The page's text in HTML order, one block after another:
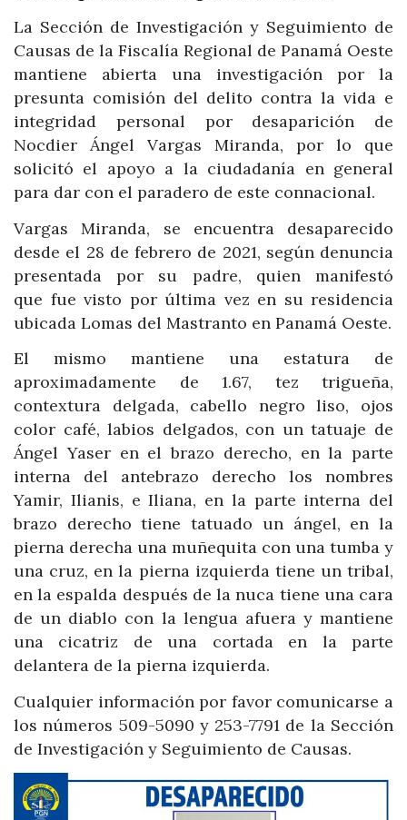
La Sección de Investigación y Seguimiento de
Causas de la Fiscalía Regional de Panamá Oeste
mantiene abierta una investigación por la
presunta comisión del delito contra la vida e
integridad personal por desaparición de
Nocdier Ángel Vargas Miranda, por lo que
solicitó el apoyo a la ciudadanía en general
para dar con el paradero de este connacional.
Vargas Miranda, se encuentra desaparecido
desde el 28 de febrero de 2021, según denuncia
presentada por su padre, quien manifestó
que fue visto por última vez en su residencia
ubicada Lomas del Mastranto en Panamá Oeste.
El mismo mantiene una estatura de
aproximadamente de 1.67, tez trigueña,
contextura delgada, cabello negro liso, ojos
color café, labios delgados, con un tatuaje de
Ángel Yaser en el brazo derecho, en la parte
interna del antebrazo derecho los nombres
Yamir, Ilianis, e Iliana, en la parte interna del
brazo derecho tiene tatuado un ángel, en la
pierna derecha una muñequita con una tumba y
una cruz, en la pierna izquierda tiene un tribal,
en la espalda después de la nuca tiene una cara
de un diablo con la lengua afuera y mantiene
una cicatriz de una cortada en la parte
delantera de la pierna izquierda.
Cualquier información por favor comunicarse a
los números 509-5090 y 253-7791 de la Sección
de Investigación y Seguimiento de Causas.